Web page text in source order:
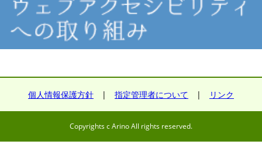
個人情報保護方針 | 指定管理者について | リンク
Copyrights c Arino All rights reserved.